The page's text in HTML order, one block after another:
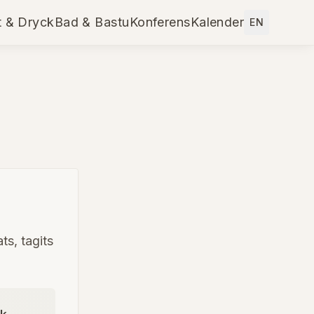
& DryckBad & BastuKonferensKalender EN
tagits